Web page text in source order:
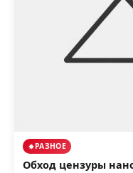
РАЗНОЕ
Обход цензуры